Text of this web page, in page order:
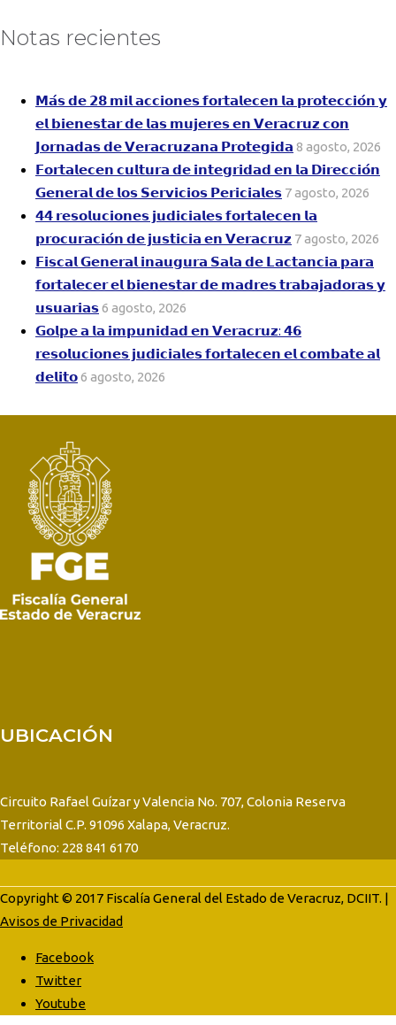
Notas recientes
𝗠𝗮́𝘀 𝗱𝗲 𝟮𝟴 𝗺𝗶𝗹 𝗮𝗰𝗰𝗶𝗼𝗻𝗲𝘀 𝗳𝗼𝗿𝘁𝗮𝗹𝗲𝗰𝗲𝗻 𝗹𝗮 𝗽𝗿𝗼𝘁𝗲𝗰𝗰𝗶𝗼́𝗻 𝘆
𝗲𝗹 𝗯𝗶𝗲𝗻𝗲𝘀𝘁𝗮𝗿 𝗱𝗲 𝗹𝗮𝘀 𝗺𝘂𝗷𝗲𝗿𝗲𝘀 𝗲𝗻 𝗩𝗲𝗿𝗮𝗰𝗿𝘂𝘇 𝗰𝗼𝗻
𝗝𝗼𝗿𝗻𝗮𝗱𝗮𝘀 𝗱𝗲 𝗩𝗲𝗿𝗮𝗰𝗿𝘂𝘇𝗮𝗻𝗮 𝗣𝗿𝗼𝘁𝗲𝗴𝗶𝗱𝗮 8 agosto, 2026
𝗙𝗼𝗿𝘁𝗮𝗹𝗲𝗰𝗲𝗻 𝗰𝘂𝗹𝘁𝘂𝗿𝗮 𝗱𝗲 𝗶𝗻𝘁𝗲𝗴𝗿𝗶𝗱𝗮𝗱 𝗲𝗻 𝗹𝗮 𝗗𝗶𝗿𝗲𝗰𝗰𝗶𝗼́𝗻
𝗚𝗲𝗻𝗲𝗿𝗮𝗹 𝗱𝗲 𝗹𝗼𝘀 𝗦𝗲𝗿𝘃𝗶𝗰𝗶𝗼𝘀 𝗣𝗲𝗿𝗶𝗰𝗶𝗮𝗹𝗲𝘀 7 agosto, 2026
𝟰𝟰 𝗿𝗲𝘀𝗼𝗹𝘂𝗰𝗶𝗼𝗻𝗲𝘀 𝗷𝘂𝗱𝗶𝗰𝗶𝗮𝗹𝗲𝘀 𝗳𝗼𝗿𝘁𝗮𝗹𝗲𝗰𝗲𝗻 𝗹𝗮
𝗽𝗿𝗼𝗰𝘂𝗿𝗮𝗰𝗶𝗼́𝗻 𝗱𝗲 𝗷𝘂𝘀𝘁𝗶𝗰𝗶𝗮 𝗲𝗻 𝗩𝗲𝗿𝗮𝗰𝗿𝘂𝘇 7 agosto, 2026
𝗙𝗶𝘀𝗰𝗮𝗹 𝗚𝗲𝗻𝗲𝗿𝗮𝗹 𝗶𝗻𝗮𝘂𝗴𝘂𝗿𝗮 𝗦𝗮𝗹𝗮 𝗱𝗲 𝗟𝗮𝗰𝘁𝗮𝗻𝗰𝗶𝗮 𝗽𝗮𝗿𝗮
𝗳𝗼𝗿𝘁𝗮𝗹𝗲𝗰𝗲𝗿 𝗲𝗹 𝗯𝗶𝗲𝗻𝗲𝘀𝘁𝗮𝗿 𝗱𝗲 𝗺𝗮𝗱𝗿𝗲𝘀 𝘁𝗿𝗮𝗯𝗮𝗷𝗮𝗱𝗼𝗿𝗮𝘀 𝘆
𝘂𝘀𝘂𝗮𝗿𝗶𝗮𝘀6 agosto, 2026
𝗚𝗼𝗹𝗽𝗲 𝗮 𝗹𝗮 𝗶𝗺𝗽𝘂𝗻𝗶𝗱𝗮𝗱 𝗲𝗻 𝗩𝗲𝗿𝗮𝗰𝗿𝘂𝘇: 𝟰𝟲
𝗿𝗲𝘀𝗼𝗹𝘂𝗰𝗶𝗼𝗻𝗲𝘀 𝗷𝘂𝗱𝗶𝗰𝗶𝗮𝗹𝗲𝘀 𝗳𝗼𝗿𝘁𝗮𝗹𝗲𝗰𝗲𝗻 𝗲𝗹 𝗰𝗼𝗺𝗯𝗮𝘁𝗲 𝗮𝗹
𝗱𝗲𝗹𝗶𝘁𝗼6 agosto, 2026
UBICACIÓN
Circuito Rafael Guízar y Valencia No. 707, Colonia Reserva
Territorial C.P. 91096 Xalapa, Veracruz.
Teléfono: 228 841 6170
Copyright © 2017 Fiscalía General del Estado de Veracruz, DCIIT. |
Avisos de Privacidad
Facebook
Twitter
Youtube